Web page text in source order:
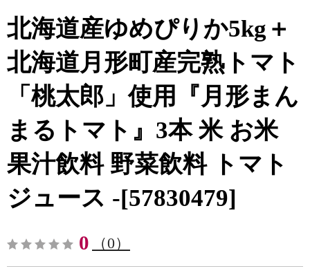
北海道産ゆめぴりか5kg＋
北海道月形町産完熟トマト
「桃太郎」使用『月形まん
まるトマト』3本 米 お米
果汁飲料 野菜飲料 トマト
ジュース -[57830479]
0 （0）